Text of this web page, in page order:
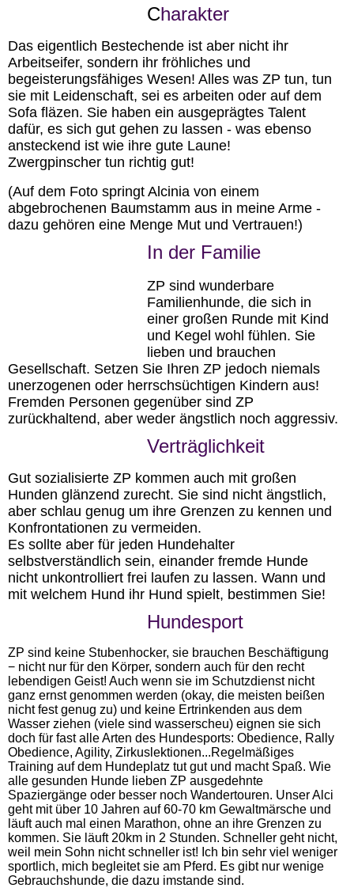
Charakter
Das eigentlich Bestechende ist aber nicht ihr
Arbeitseifer, sondern ihr fröhliches und
begeisterungsfähiges Wesen! Alles was ZP tun, tun
sie mit Leidenschaft, sei es arbeiten oder auf dem
Sofa fläzen. Sie haben ein ausgeprägtes Talent
dafür, es sich gut gehen zu lassen - was ebenso
ansteckend ist wie ihre gute Laune!
Zwergpinscher tun richtig gut!
(Auf dem Foto springt Alcinia von einem
abgebrochenen Baumstamm aus in meine Arme -
dazu gehören eine Menge Mut und Vertrauen!)
In der Familie
ZP sind wunderbare
Familienhunde, die sich in
einer großen Runde mit Kind
und Kegel wohl fühlen. Sie
lieben und brauchen
Gesellschaft. Setzen Sie Ihren ZP jedoch niemals
unerzogenen oder herrschsüchtigen Kindern aus!
Fremden Personen gegenüber sind ZP
zurückhaltend, aber weder ängstlich noch aggressiv.
Verträglichkeit
Gut sozialisierte ZP kommen auch mit großen
Hunden glänzend zurecht. Sie sind nicht ängstlich,
aber schlau genug um ihre Grenzen zu kennen und
Konfrontationen zu vermeiden.
Es sollte aber für jeden Hundehalter
selbstverständlich sein, einander fremde Hunde
nicht unkontrolliert frei laufen zu lassen. Wann und
mit welchem Hund ihr Hund spielt, bestimmen Sie!
Hundesport
ZP sind keine Stubenhocker, sie brauchen Beschäftigung
− nicht nur für den Körper, sondern auch für den recht
lebendigen Geist! Auch wenn sie im Schutzdienst nicht
ganz ernst genommen werden (okay, die meisten beißen
nicht fest genug zu) und keine Ertrinkenden aus dem
Wasser ziehen (viele sind wasserscheu) eignen sie sich
doch für fast alle Arten des Hundesports: Obedience, Rally
Obedience, Agility, Zirkuslektionen...Regelmäßiges
Training auf dem Hundeplatz tut gut und macht Spaß. Wie
alle gesunden Hunde lieben ZP ausgedehnte
Spaziergänge oder besser noch Wandertouren. Unser Alci
geht mit über 10 Jahren auf 60-70 km Gewaltmärsche und
läuft auch mal einen Marathon, ohne an ihre Grenzen zu
kommen. Sie läuft 20km in 2 Stunden. Schneller geht nicht,
weil mein Sohn nicht schneller ist! Ich bin sehr viel weniger
sportlich, mich begleitet sie am Pferd. Es gibt nur wenige
Gebrauchshunde, die dazu imstande sind.